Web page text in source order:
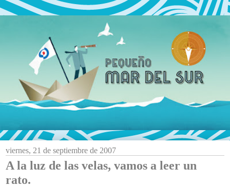
viernes, 21 de septiembre de 2007
A la luz de las velas, vamos a leer un
rato.